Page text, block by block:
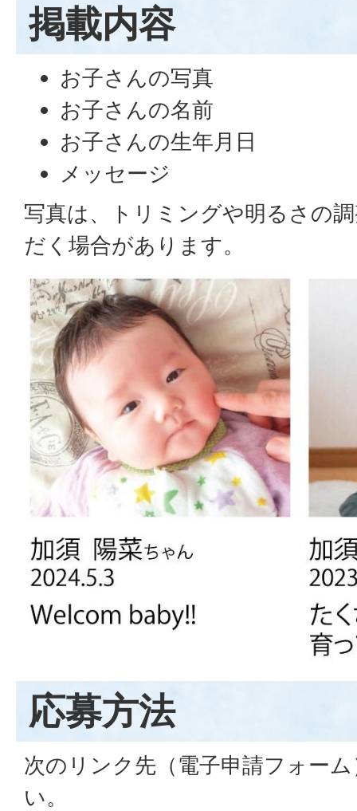
掲載内容
お子さんの写真
お子さんの名前
お子さんの生年月日
メッセージ
写真は、トリミングや明るさの
だく場合があります。
応募方法
次のリンク先（電子申請フォー
い。